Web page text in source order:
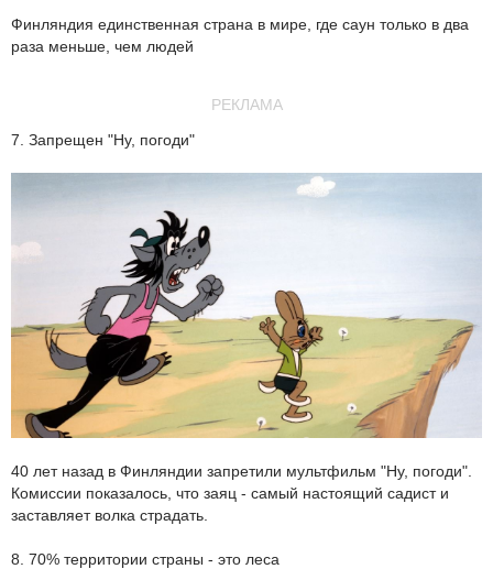
Финляндия единственная страна в мире, где саун только в два
раза меньше, чем людей
РЕКЛАМА
7. Запрещен "Ну, погоди"
40 лет назад в Финляндии запретили мультфильм "Ну, погоди".
Комиссии показалось, что заяц - самый настоящий садист и
заставляет волка страдать.
8. 70% территории страны - это леса